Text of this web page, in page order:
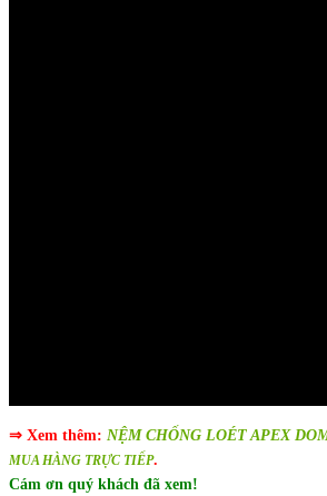
⇒ Xem thêm: NỆM CHỐNG LOÉT APEX
MUA HÀNG TRỰC TIẾP.
Cám ơn quý khách đã xem!